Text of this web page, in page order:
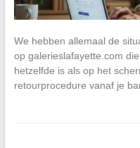
We hebben allemaal de
op galerieslafayette.com
hetzelfde is als op het
retourprocedure vanaf je